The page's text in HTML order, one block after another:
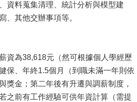
資料蒐集清理、 統計分析與模型建
、其他交辦事項等。
資為38,618元（然可根據個人學經歷
保、年終1.5個月（到職未滿一年則依
獎金； 第二年後有升遷與調薪制度，
若之前有工作經驗可供年資計算（需提